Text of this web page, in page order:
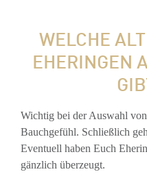
WELCHE
EHERINGEN
Wichtig bei der Auswahl
Bauchgefühl. Schließlich
Eventuell haben Euch
gänzlich überzeugt.